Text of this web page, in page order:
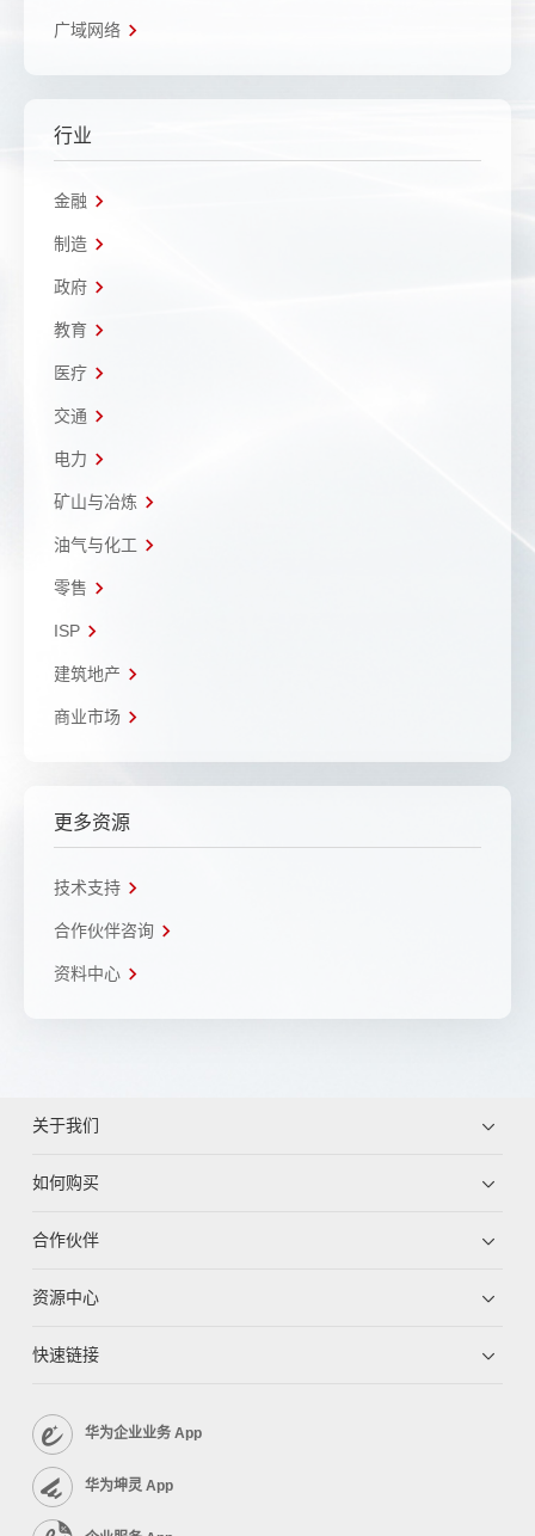
广域网络
行业
金融
制造
政府
教育
医疗
交通
电力
矿山与冶炼
油气与化工
零售
ISP
建筑地产
商业市场
更多资源
技术支持
合作伙伴咨询
资料中心
关于我们
如何购买
合作伙伴
资源中心
快速链接
华为企业业务 App
华为坤灵 App